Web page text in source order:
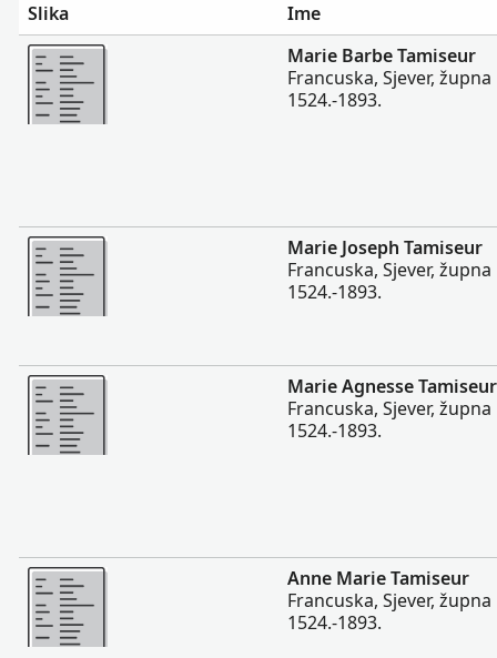
Slika
Ime
Više
Marie Barbe Tamiseur
Francuska, Sjever,
1524.-1893.
Više
Marie Joseph Tamiseur
Francuska, Sjever,
1524.-1893.
Više
Marie Agnesse Tamiseur
Francuska, Sjever,
1524.-1893.
Više
Anne Marie Tamiseur
Francuska, Sjever,
1524.-1893.